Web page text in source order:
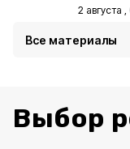
2 августа ,
Все материалы
Выбор